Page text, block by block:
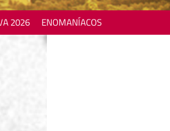
2026 ENOMANÍACOS